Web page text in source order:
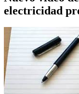
electricidad